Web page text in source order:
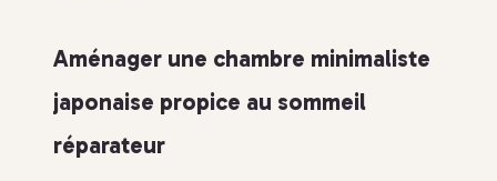
Aménager une chambre minimaliste
japonaise propice au sommeil
réparateur